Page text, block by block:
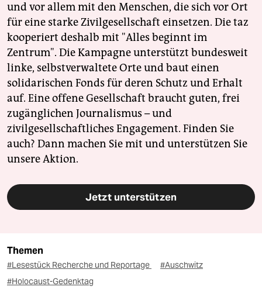
und vor allem mit den Menschen, die sich vor Ort
für eine starke Zivilgesellschaft einsetzen. Die taz
kooperiert deshalb mit "Alles beginnt im
Zentrum". Die Kampagne unterstützt bundesweit
linke, selbstverwaltete Orte und baut einen
solidarischen Fonds für deren Schutz und Erhalt
auf. Eine offene Gesellschaft braucht guten, frei
zugänglichen Journalismus – und
zivilgesellschaftliches Engagement. Finden Sie
auch? Dann machen Sie mit und unterstützen Sie
unsere Aktion.
Jetzt unterstützen
Themen
#Lesestück Recherche und Reportage
#Auschwitz
#Holocaust-Gedenktag